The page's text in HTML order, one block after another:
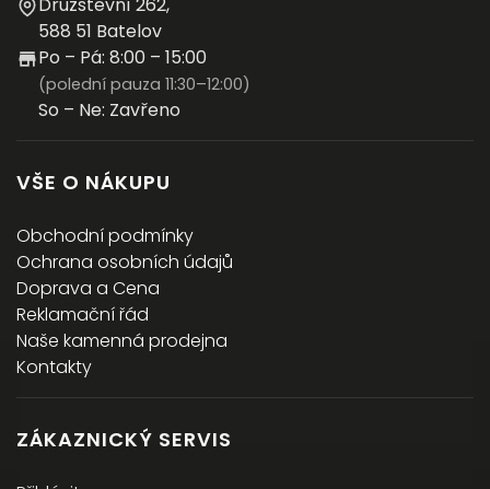
Družstevní 262,
588 51 Batelov
Po – Pá: 8:00 – 15:00
(polední pauza 11:30–12:00)
So – Ne: Zavřeno
VŠE O NÁKUPU
Obchodní podmínky
Ochrana osobních údajů
Doprava a Cena
Reklamační řád
Naše kamenná prodejna
Kontakty
ZÁKAZNICKÝ SERVIS